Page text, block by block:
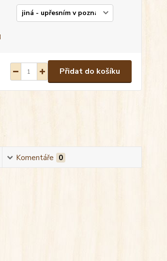
Přidat do košíku
Komentáře 0